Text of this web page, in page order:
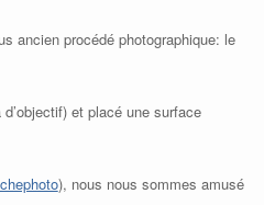
ancien procédé photographique: le
et placé une surface
), nous nous sommes amusé